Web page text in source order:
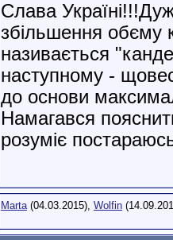
Слава
збільшення обєму
називається
наступному -
до основи
Намагався
розуміє
Marta(04.03.2015), Wolfin